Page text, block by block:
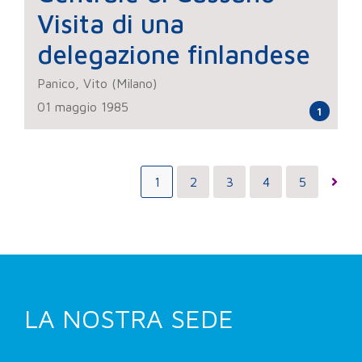
Visita di una
delegazione finlandese
Panico, Vito (Milano)
01 maggio 1985
1
1 2 3 4 5
LA NOSTRA SEDE